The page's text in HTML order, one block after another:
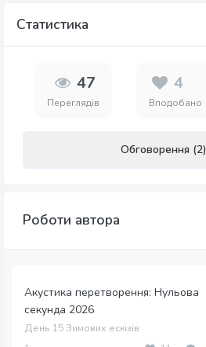
Статистика
47
Переглядів
4
Вподобано
Обговорення (2)
Роботи автора
Акустика перетворення: Нульова
секунда 2026
День 15 Зимових ескізів